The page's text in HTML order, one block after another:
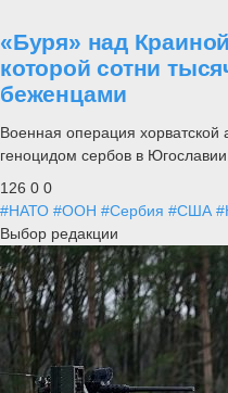
«Буря» над
которой сотни
беженцами
Военная операция
геноцидом сербов в Югославии.
126 0 0
#НАТО #ООН #Сербия #США
Выбор редакции